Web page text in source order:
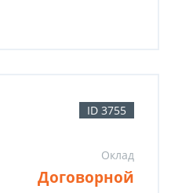
ID 3755
Оклад
Договорной